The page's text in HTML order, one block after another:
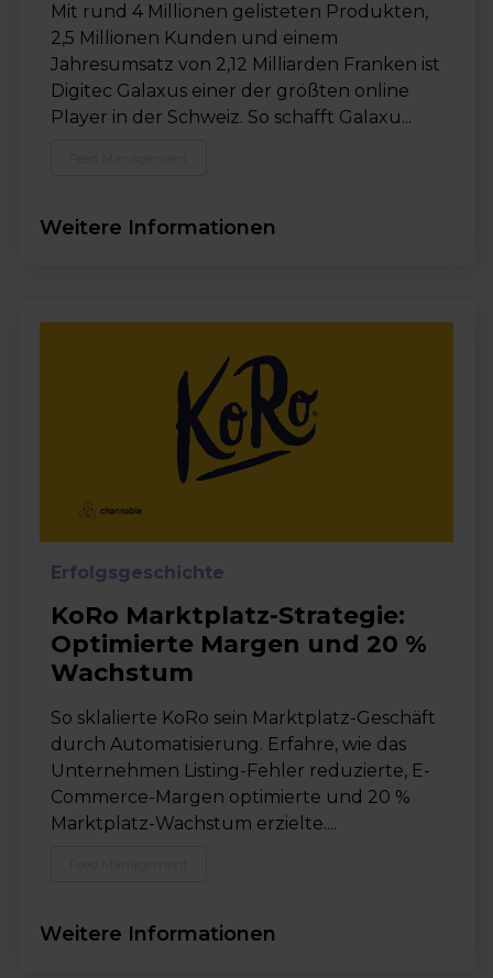
Mit rund 4 Millionen gelisteten Produkten,
2,5 Millionen Kunden und einem
Jahresumsatz von 2,12 Milliarden Franken ist
Digitec Galaxus einer der größten online
Player in der Schweiz. So schafft Galaxu...
Weitere Informationen
Erfolgsgeschichte
KoRo Marktplatz-Strategie:
Optimierte Margen und 20 %
Wachstum
So sklalierte KoRo sein Marktplatz-Geschäft
durch Automatisierung. Erfahre, wie das
Unternehmen Listing-Fehler reduzierte, E-
Commerce-Margen optimierte und 20 %
Marktplatz-Wachstum erzielte....
Weitere Informationen